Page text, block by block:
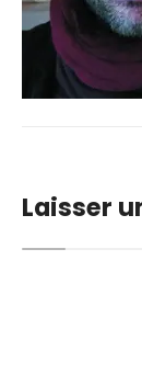
Laisser